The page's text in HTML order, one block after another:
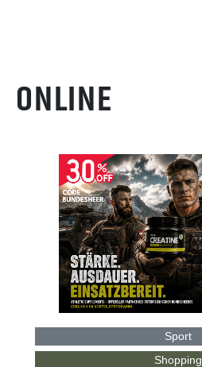
ONLINE
Sport
Shopping